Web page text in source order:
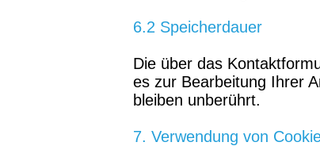
6.2 Speicherdauer
Die über das
es zur Bearbeitung Ihrer
bleiben unberührt.
7. Verwendung von